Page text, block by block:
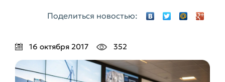
Поделиться новостью:
16 октября 2017 352